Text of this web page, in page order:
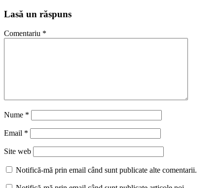
Lasă un răspuns
Comentariu *
Nume *
Email *
Site web
Notifică-mă prin email când sunt publicate alte comentarii.